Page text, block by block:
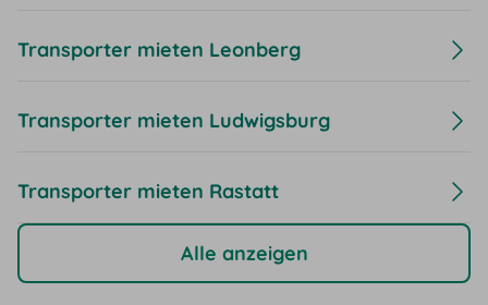
Transporter mieten Leonberg
Transporter mieten Ludwigsburg
Transporter mieten Rastatt
Alle anzeigen